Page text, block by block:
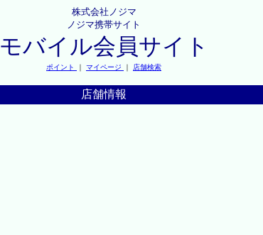
株式会社ノジマ
ノジマ携帯サイト
モバイル会員サイト
ポイント ｜ マイページ ｜ 店舗検索
店舗情報